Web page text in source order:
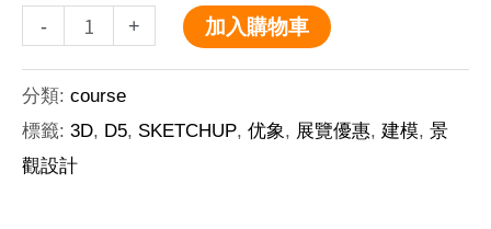
- + 加入購物車
分類: course
標籤: 3D, D5, SKETCHUP, 优象, 展覽優惠, 建模, 景
觀設計